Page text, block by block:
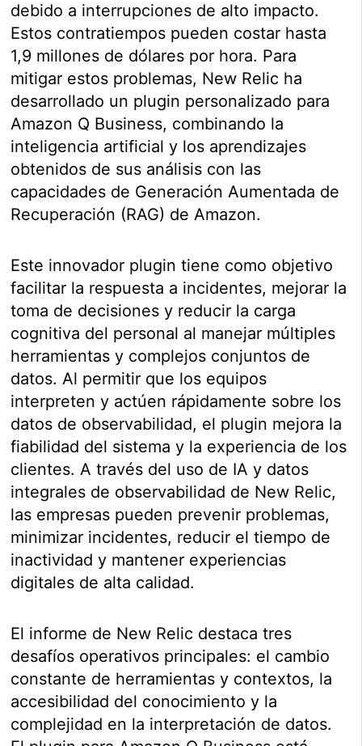
debido a interrupciones de alto impacto.
Estos contratiempos pueden costar hasta
1,9 millones de dólares por hora. Para
mitigar estos problemas, New Relic ha
desarrollado un plugin personalizado para
Amazon Q Business, combinando la
inteligencia artificial y los aprendizajes
obtenidos de sus análisis con las
capacidades de Generación Aumentada de
Recuperación (RAG) de Amazon.
Este innovador plugin tiene como objetivo
facilitar la respuesta a incidentes, mejorar la
toma de decisiones y reducir la carga
cognitiva del personal al manejar múltiples
herramientas y complejos conjuntos de
datos. Al permitir que los equipos
interpreten y actúen rápidamente sobre los
datos de observabilidad, el plugin mejora la
fiabilidad del sistema y la experiencia de los
clientes. A través del uso de IA y datos
integrales de observabilidad de New Relic,
las empresas pueden prevenir problemas,
minimizar incidentes, reducir el tiempo de
inactividad y mantener experiencias
digitales de alta calidad.
El informe de New Relic destaca tres
desafíos operativos principales: el cambio
constante de herramientas y contextos, la
accesibilidad del conocimiento y la
complejidad en la interpretación de datos.